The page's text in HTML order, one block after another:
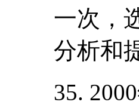
一次，
分析和
35.